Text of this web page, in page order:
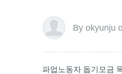
By okyunju
파업노동자 돕기모금